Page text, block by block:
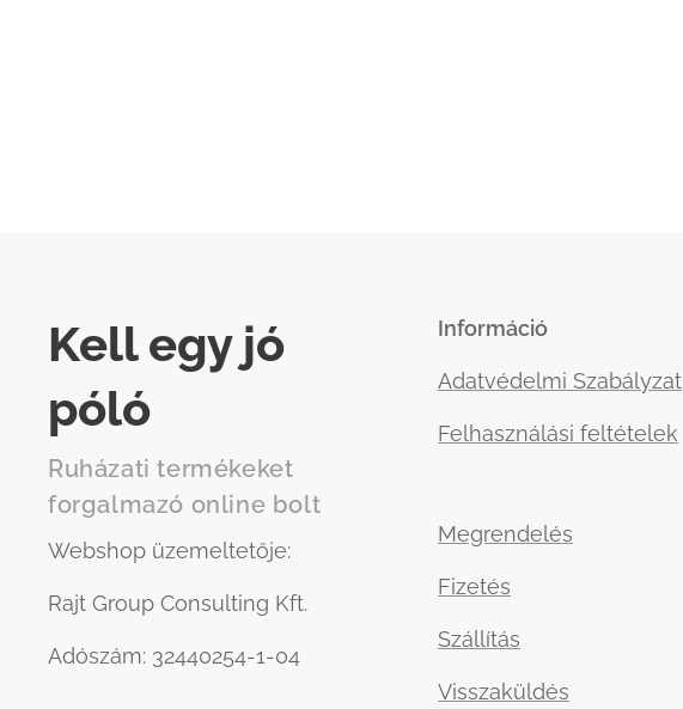
Kell egy jó
póló
Ruházati termékeket
forgalmazó online bolt
Webshop üzemeltetője:
Rajt Group Consulting Kft.
Adószám: 32440254-1-04
Információ
Adatvédelmi Szabályzat
Felhasználási feltételek
Megrendelés
Fizetés
Szállítás
Visszaküldés